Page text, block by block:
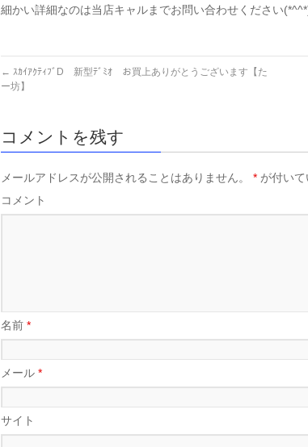
細かい詳細なのは当店キャルまでお問い合わせください
← ｽｶｲｱｸﾃｨﾌﾞD 新型ﾃﾞﾐｵ お買上ありがとうございます【た
ー坊】
コメントを残す
メールアドレスが公開されることはありません。 * が付い
コメント
名前 *
メール *
サイト